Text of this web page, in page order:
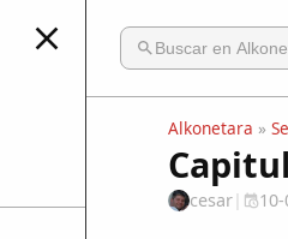
Alkonetara »
cesar|